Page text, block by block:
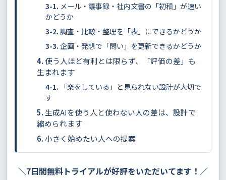
メール・議事録・社内文書の「初稿」が速い
かどうか
調査・比較・整理を「表」にできるかどうか
企画・発想で「問い」を更新できるかどうか
使う人ほど有利とは限らず、「評価の差」も
生まれます
「楽をしている」と見られない設計が大切で
す
生成AIを使う人と使わない人の差は、設計で
縮められます
小さく始めたい人への提案
＼7日間無料トライアルが好評をいただいてます！／